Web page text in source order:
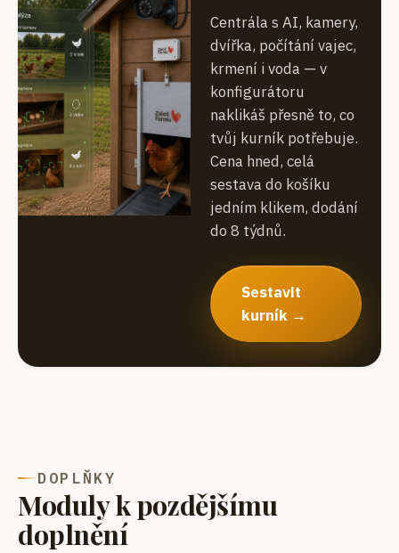
Centrála s AI, kamery,
dvířka, počítání vajec,
krmení i voda — v
konfigurátoru
naklikáš přesně to, co
tvůj kurník potřebuje.
Cena hned, celá
sestava do košíku
jedním klikem, dodání
do 8 týdnů.
Sestavit
kurník →
DOPLŇKY
Moduly k pozdějšímu
doplnění